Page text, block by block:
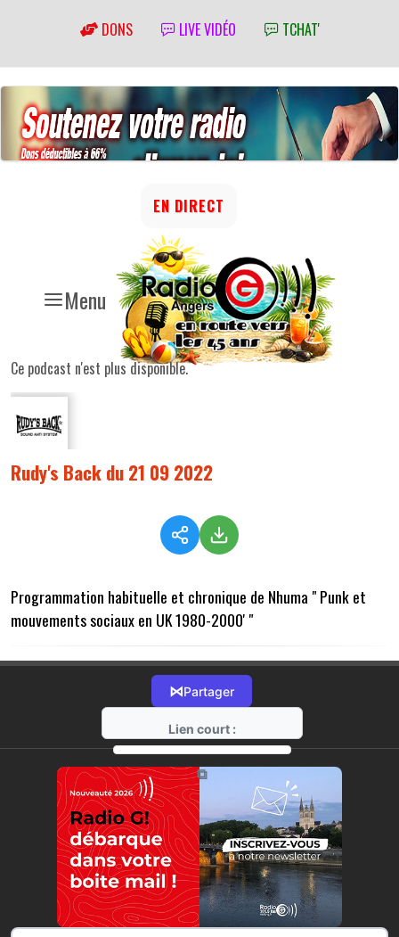
DONS LIVE VIDÉO TCHAT'
Menu
EN DIRECT
Ce podcast n'est plus disponible.
Rudy's Back du 21 09 2022
Programmation habituelle et chronique de Nhuma " Punk et
mouvements sociaux en UK 1980-2000' "
⋈Partager
Lien court :
https://radio-g.fr?9665
⧉